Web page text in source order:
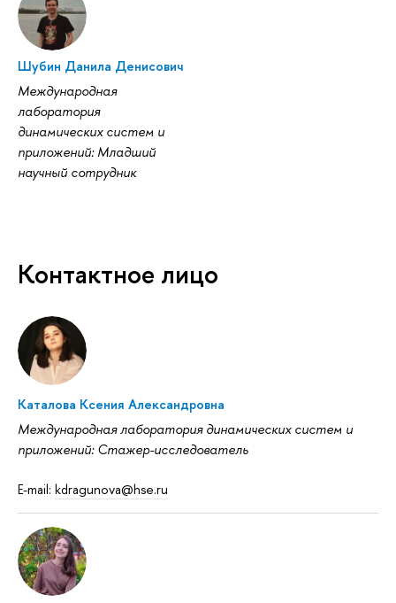
Шубин Данила Денисович
Международная
лаборатория
динамических систем и
приложений: Младший
научный сотрудник
Контактное лицо
Каталова Ксения Александровна
Международная лаборатория динамических систем и
приложений: Стажер-исследователь
E-mail: kdragunova@hse.ru